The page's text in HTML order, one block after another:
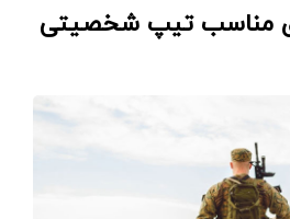
مناسب تیپ شخصیتی